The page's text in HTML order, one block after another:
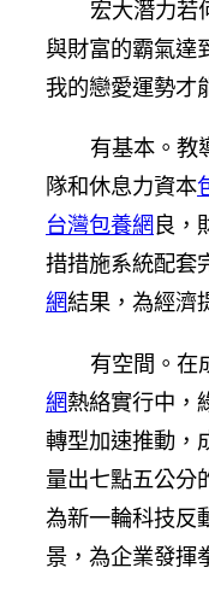
宏大潛力若
與財富的霸氣達
我的戀愛運勢才
有基本。教
隊和休息力資本
台灣包養網 良，
措措施系統配套
網結果，為經濟
有空間。在
網熱絡實行中，
轉型加速推動，
量出七點五公分
為新一輪科技反
景，為企業發揮